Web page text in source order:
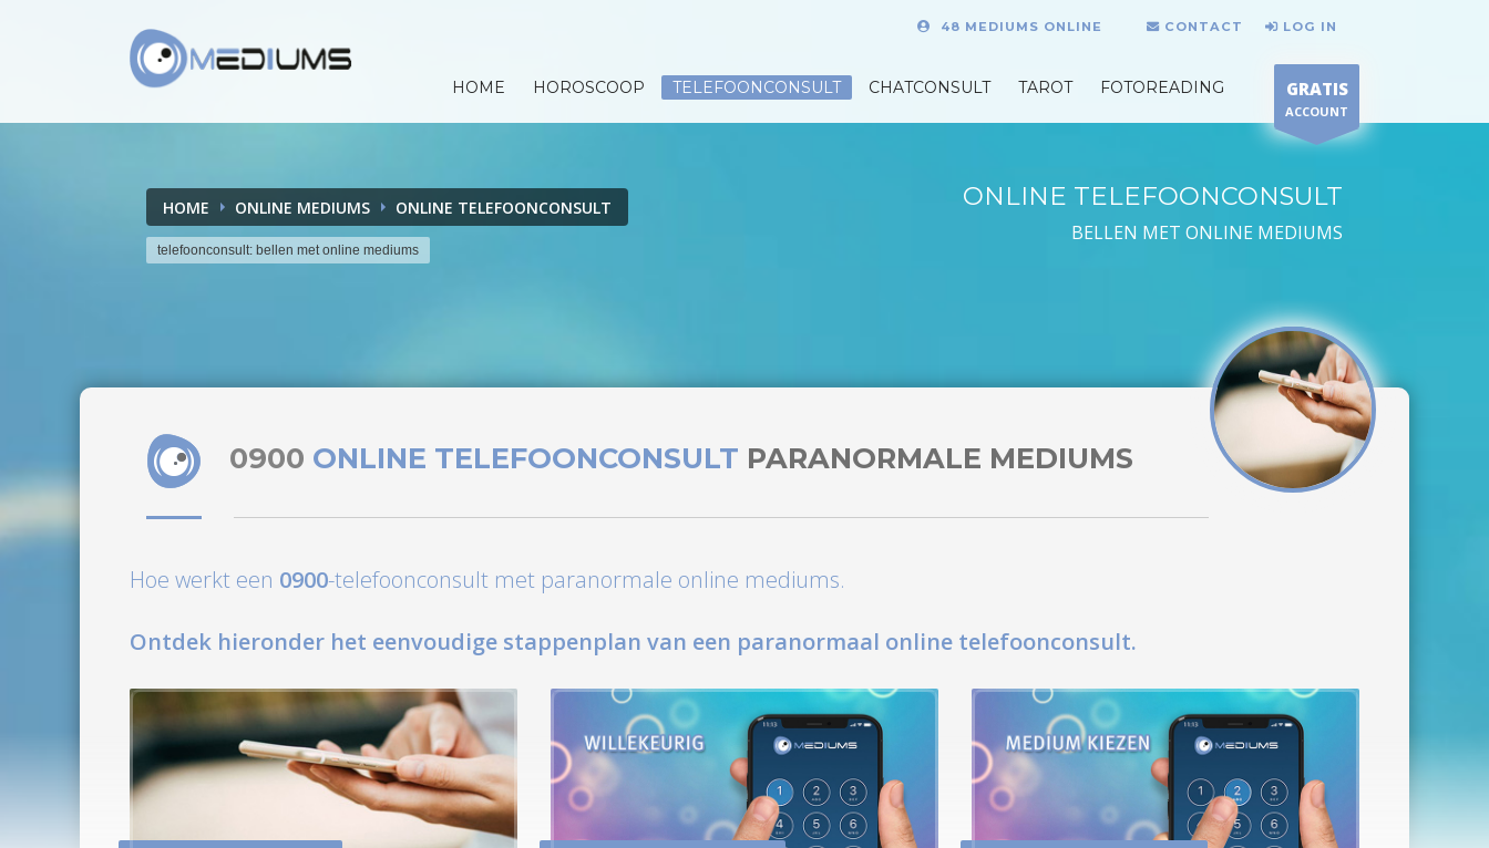
48 MEDIUMS ONLINE CONTACT LOG IN
HOME HOROSCOOP TELEFOONCONSULT CHATCONSULT TAROT FOTOREADING GRATIS
ACCOUNT
HOME ONLINE MEDIUMS ONLINE TELEFOONCONSULT
telefoonconsult: bellen met online mediums
ONLINE TELEFOONCONSULT
BELLEN MET ONLINE MEDIUMS
0900 ONLINE TELEFOONCONSULT PARANORMALE MEDIUMS
Hoe werkt een 0900-telefoonconsult met paranormale online mediums.
Ontdek hieronder het eenvoudige stappenplan van een paranormaal online telefoonconsult.